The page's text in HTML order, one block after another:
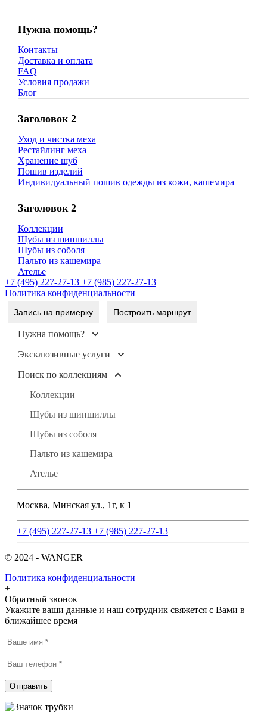
Нужна помощь?
Контакты
Доставка и оплата
FAQ
Условия продажи
Блог
Заголовок 2
Уход и чистка меха
Рестайлинг меха
Хранение шуб
Пошив изделий
Индивидуальный пошив одежды из кожи, кашемира
Заголовок 2
Коллекции
Шубы из шиншиллы
Шубы из соболя
Пальто из кашемира
Ателье
+7 (495) 227-27-13 +7 (985) 227-27-13
Политика конфиденциальности
Запись на примерку Построить маршрут
Нужна помощь?
Контакты
Доставка и оплата
FAQ
Условия продажи
Блог
Эксклюзивные услуги
Уход и чистка меха
Рестайлинг меха
Хранение шуб
Пошив изделий
Индивидуальный пошив одежды из кожи, кашемира
Поиск по коллекциям
Коллекции
Шубы из шиншиллы
Шубы из соболя
Пальто из кашемира
Ателье
Москва, Минская ул., 1г, к 1
+7 (495) 227-27-13 +7 (985) 227-27-13
© 2024 - WANGER
Политика конфиденциальности
+
Обратный звонок
Укажите ваши данные и наш сотрудник свяжется с Вами в
ближайшее время